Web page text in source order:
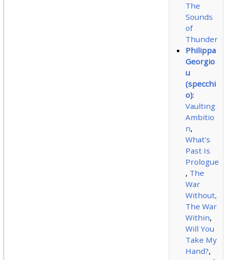
The
Sounds
of
Thunder
Philippa
Georgio
u
(specchi
o):
Vaulting
Ambitio
n,
What's
Past Is
Prologue
, The
War
Without,
The War
Within,
Will You
Take My
Hand?,